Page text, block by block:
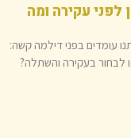
עקירה ומה
עומדים בפני דילמה קשה:
לבחור בעקירה והשתלה?